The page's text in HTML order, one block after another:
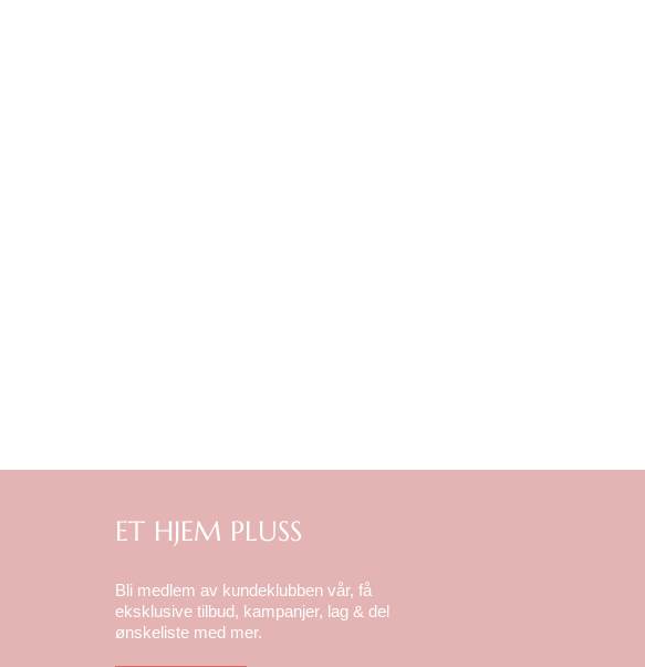
ET HJEM PLUSS
Bli medlem av kundeklubben vår, få
eksklusive tilbud, kampanjer, lag & del
ønskeliste med mer.